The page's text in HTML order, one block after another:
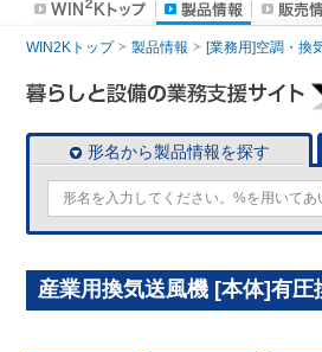
WIN2Kトップ 製品情報 [業務用]空調・換
形名から製品情報を探す
産業用換気送風機 [本体]有